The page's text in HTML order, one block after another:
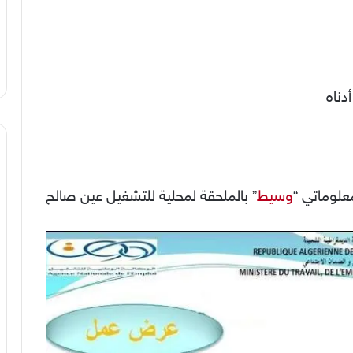
“وسيط” بالملحقة لمحلية للتشغيل عين صالح